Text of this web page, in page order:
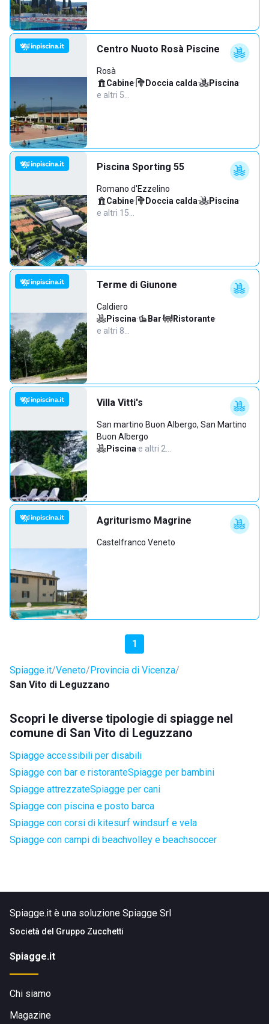
Centro Nuoto Rosà Piscine
Rosà
Cabine· Doccia calda· Piscina·
e altri 5…
Piscina Sporting 55
Romano d'Ezzelino
Cabine· Doccia calda· Piscina·
e altri 15…
Terme di Giunone
Caldiero
Piscina· Bar· Ristorante·
e altri 8…
Villa Vitti's
San martino Buon Albergo, San Martino
Buon Albergo
Piscina·e altri 2…
Agriturismo Magrine
Castelfranco Veneto
1
Spiagge.it Veneto Provincia di Vicenza
San Vito di Leguzzano
Scopri le diverse tipologie di spiagge nel
comune di San Vito di Leguzzano
Spiagge accessibili per disabili
Spiagge con bar e ristoranteSpiagge per bambini
Spiagge attrezzateSpiagge per cani
Spiagge con piscina e posto barca
Spiagge con corsi di kitesurf windsurf e vela
Spiagge con campi di beachvolley e beachsoccer
Spiagge.it è una soluzione Spiagge Srl
Società del Gruppo Zucchetti
Spiagge.it
Chi siamo
Magazine